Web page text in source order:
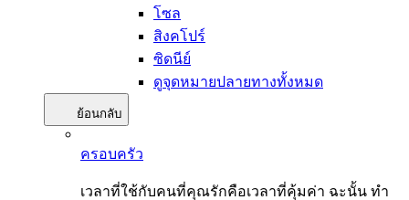
โซล
สิงคโปร์
ซิดนีย์
ดูจุดหมายปลายทางทั้งหมด
ย้อนกลับ
ครอบครัว
เวลาที่ใช้กับคนที่คุณรักคือเวลาที่คุ้มค่า ฉะนั้น ทำ